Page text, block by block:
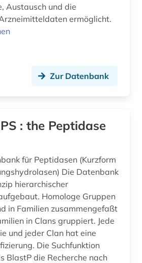
nachhaltigkeit (1)
naturheilkunde (1)
naturstoffchemie (1)
naturwissenschaft (2)
naturwissenschaften (12)
neuheitsrecherche (3)
Austausch und die
ermöglicht.
Zur Datenbank
: the Peptidase
für Peptidasen (Kurzform
Die Datenbank
hierarchischer
Homologe Gruppen
in Familien zusammengefaßt
in Clans gruppiert. Jede
und jeder Clan hat eine
Die Suchfunktion
BlastP die Recherche nach